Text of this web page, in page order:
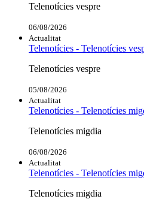
Telenotícies vespre
06/08/2026
Actualitat
Telenotícies - Telenotícies
Telenotícies vespre
05/08/2026
Actualitat
Telenotícies - Telenotícies
Telenotícies migdia
06/08/2026
Actualitat
Telenotícies - Telenotícies
Telenotícies migdia